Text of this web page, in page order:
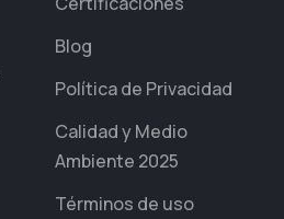
Blog
Política de Privacidad
Calidad y Medio
Ambiente 2025
Términos de uso